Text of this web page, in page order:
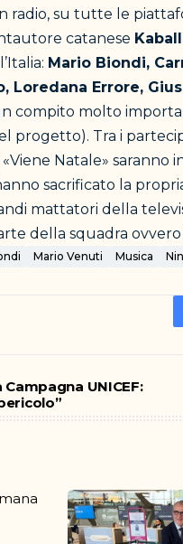
radio, su tutte le
catanese
Mario Biondi,
Loredana Errore,
compito molto
progetto). Tra i
Natale»
sacrificato la
mattatori della
della squadra ovvero
Mario Venuti Musica
UNICEF: